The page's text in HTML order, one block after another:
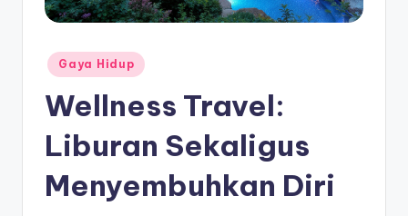
Posted
in
Gaya Hidup
Wellness Travel:
Liburan Sekaligus
Menyembuhkan Diri